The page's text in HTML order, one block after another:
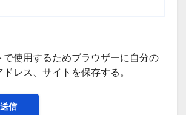
で使用するためブラウザーに自分の
レス、サイトを保存する。